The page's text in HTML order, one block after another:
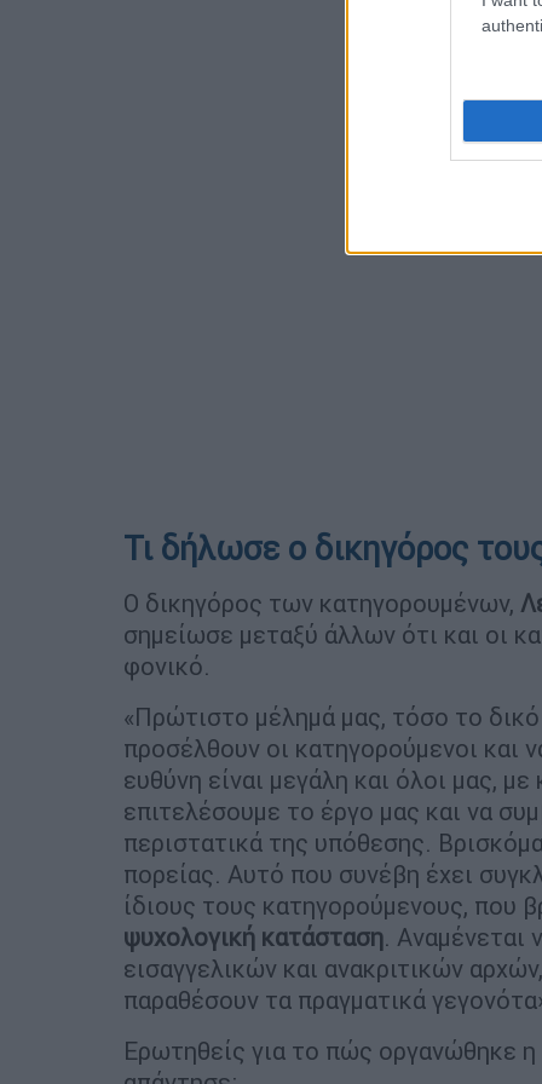
Τι δήλωσε ο δικηγόρος
Ο δικηγόρος των κατηγορουμένων,
σημείωσε μεταξύ άλλων ότι και οι
φονικό.
«Πρώτιστο μέλημά μας, τόσο το
προσέλθουν οι κατηγορούμενοι και
ευθύνη είναι μεγάλη και όλοι μας,
επιτελέσουμε το έργο μας και να
περιστατικά της υπόθεσης.
πορείας. Αυτό που συνέβη έχει
ίδιους τους κατηγορούμενους, που
ψυχολογική κατάσταση. Αναμένεται
εισαγγελικών και ανακριτικών
παραθέσουν τα πραγματικά
Ερωτηθείς για το πώς οργανώθηκε